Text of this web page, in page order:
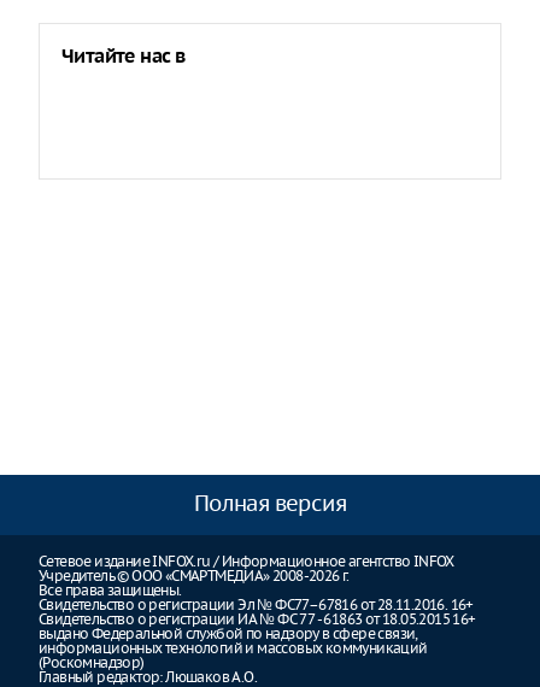
Читайте нас в
Полная версия
Сетевое издание INFOX.ru / Информационное агентство INFOX
Учредитель © ООО «СМАРТМЕДИА» 2008-2026 г.
Все права защищены.
Свидетельство о регистрации Эл № ФС77–67816 от 28.11.2016. 16+
Свидетельство о регистрации ИА № ФС 77 - 61863 от 18.05.2015 16+
выдано Федеральной службой по надзору в сфере связи,
информационных технологий и массовых коммуникаций
(Роскомнадзор)
Главный редактор: Люшаков А.О.